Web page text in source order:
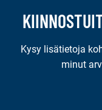
Kysy lisätietoja
minut